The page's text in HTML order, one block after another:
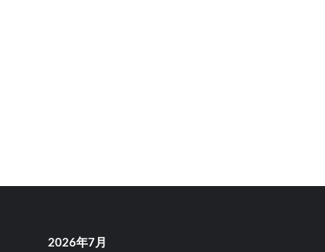
2026年7月